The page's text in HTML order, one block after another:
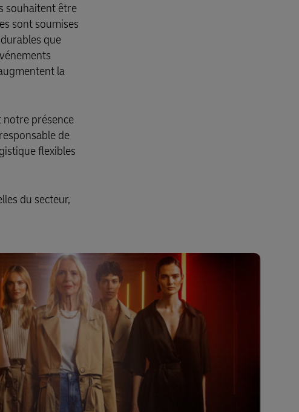
souhaitent être
sont soumises
que
la
notre présence
de
flexibles
du secteur,